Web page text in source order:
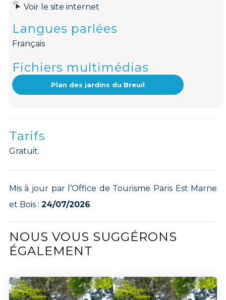
Voir le site internet
Langues parlées
Français
Fichiers multimédias
Plan des jardins du Breuil
Tarifs
Gratuit.
Mis à jour par l’Office de Tourisme Paris Est Marne
et Bois : 24/07/2026
NOUS VOUS SUGGÉRONS
ÉGALEMENT